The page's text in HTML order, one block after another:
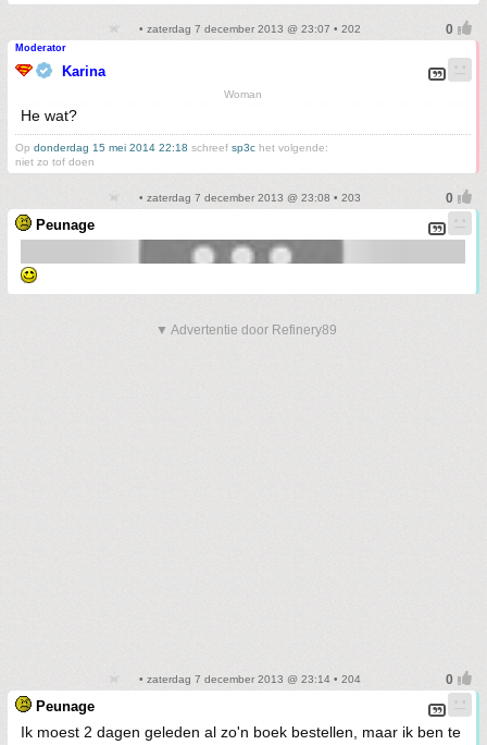
• zaterdag 7 december 2013 @ 23:07 • 202
Moderator
Karina
Woman
He wat?
Op donderdag 15 mei 2014 22:18 schreef sp3c het volgende:
niet zo tof doen
• zaterdag 7 december 2013 @ 23:08 • 203
Peunage
▼ Advertentie door Refinery89
• zaterdag 7 december 2013 @ 23:14 • 204
Peunage
Ik moest 2 dagen geleden al zo'n boek bestellen, maar ik ben te